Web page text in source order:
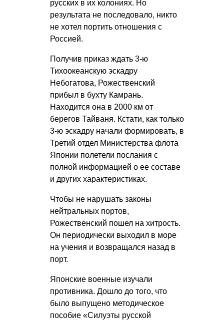
русских в их колониях. Но
результата не последовало, никто
не хотел портить отношения с
Россией.
Получив приказ ждать 3-ю
Тихоокеанскую эскадру
Небогатова, Рожественский
прибыл в бухту Камрань.
Находится она в 2000 км от
берегов Тайваня. Кстати, как только
3-ю эскадру начали формировать, в
Третий отдел Министерства флота
Японии полетели послания с
полной информацией о ее составе
и других характеристиках.
Чтобы не нарушать законы
нейтральных портов,
Рожественский пошел на хитрость.
Он периодически выходил в море
на учения и возвращался назад в
порт.
Японские военные изучали
противника. Дошло до того, что
было выпущено методическое
пособие «Силуэты русской